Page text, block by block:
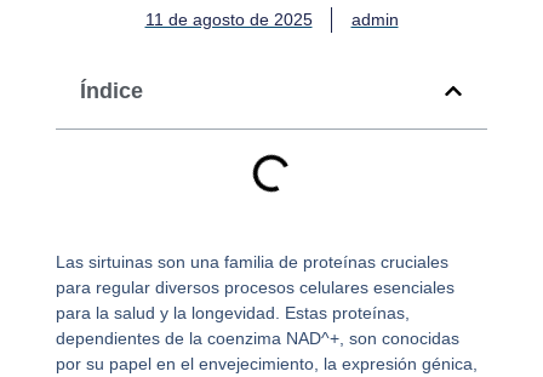
11 de agosto de 2025 admin
Las sirtuinas son una familia de proteínas cruciales
para regular diversos procesos celulares esenciales
para la salud y la longevidad. Estas proteínas,
dependientes de la coenzima NAD^+, son conocidas
por su papel en el envejecimiento, la expresión génica,
Índice